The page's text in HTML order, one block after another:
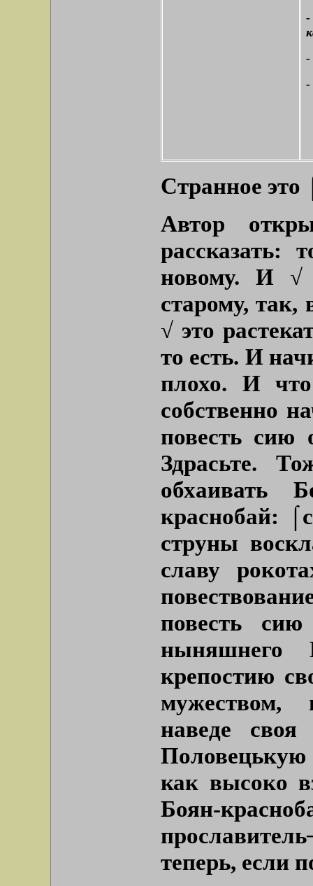
-
-
-
Странное это
Автор
рассказать:
новому. И √
старому, так,
√ это
то есть. И
плохо. И
собственно
повесть сию
Здрасьте.
обхаивать
краснобай:
струны
славу
повесть
ныняшнего
крепостию
мужеством,
наведе
как высоко
Боян-
теперь, если